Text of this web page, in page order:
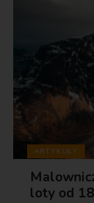
ARTYKUŁY
loty od